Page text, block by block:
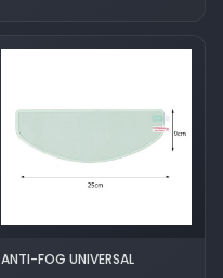
ANTI-FOG UNIVERSAL